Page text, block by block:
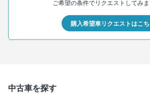
ご希望の条件でリクエストしてみま
購入希望車リクエストはこ
中古車を探す